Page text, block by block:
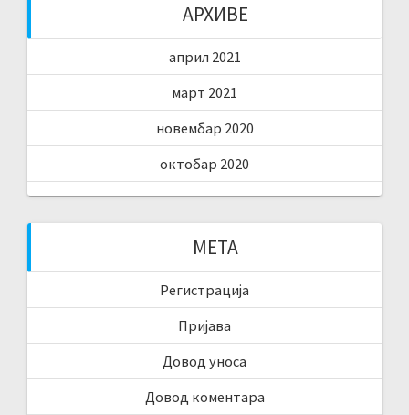
АРХИВЕ
април 2021
март 2021
новембар 2020
октобар 2020
МЕТА
Регистрација
Пријава
Довод уноса
Довод коментара